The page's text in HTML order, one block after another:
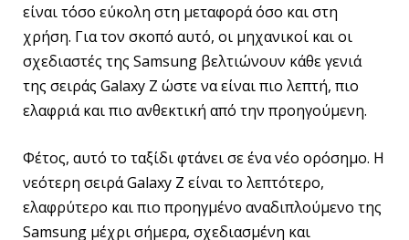
είναι τόσο εύκολη στη μεταφορά όσο και στη
χρήση. Για τον σκοπό αυτό, οι μηχανικοί και οι
σχεδιαστές της Samsung βελτιώνουν κάθε γενιά
της σειράς Galaxy Z ώστε να είναι πιο λεπτή, πιο
ελαφριά και πιο ανθεκτική από την προηγούμενη.
Φέτος, αυτό το ταξίδι φτάνει σε ένα νέο ορόσημο. Η
νεότερη σειρά Galaxy Z είναι το λεπτότερο,
ελαφρύτερο και πιο προηγμένο αναδιπλούμενο της
Samsung μέχρι σήμερα, σχεδιασμένη και